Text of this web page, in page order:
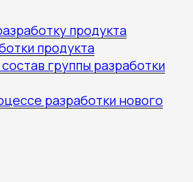
продукта
продукта
группы разработки
разработки нового